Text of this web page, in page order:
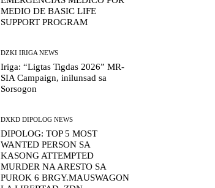
MEDIO DE BASIC LIFE
SUPPORT PROGRAM
DZKI IRIGA NEWS
Iriga: “Ligtas Tigdas 2026” MR-
SIA Campaign, inilunsad sa
Sorsogon
DXKD DIPOLOG NEWS
DIPOLOG: TOP 5 MOST
WANTED PERSON SA
KASONG ATTEMPTED
MURDER NA ARESTO SA
PUROK 6 BRGY.MAUSWAGON